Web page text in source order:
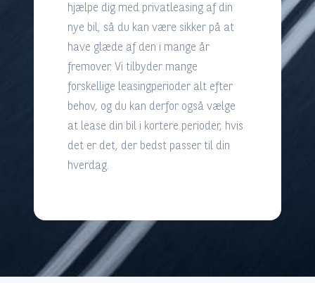
hjælpe dig med privatleasing af din
nye bil, så du kan være sikker på at
have glæde af den i mange år
fremover. Vi tilbyder mange
forskellige leasingperioder alt efter
behov, og du kan derfor også vælge
at lease din bil i kortere perioder, hvis
det er det, der bedst passer til din
hverdag.